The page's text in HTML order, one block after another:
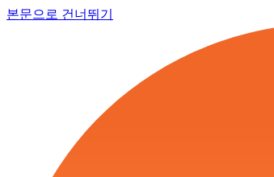
본문으로 건너뛰기